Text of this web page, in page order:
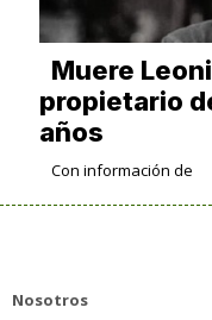
Muere
propietario
años
Con información de
Nosotros